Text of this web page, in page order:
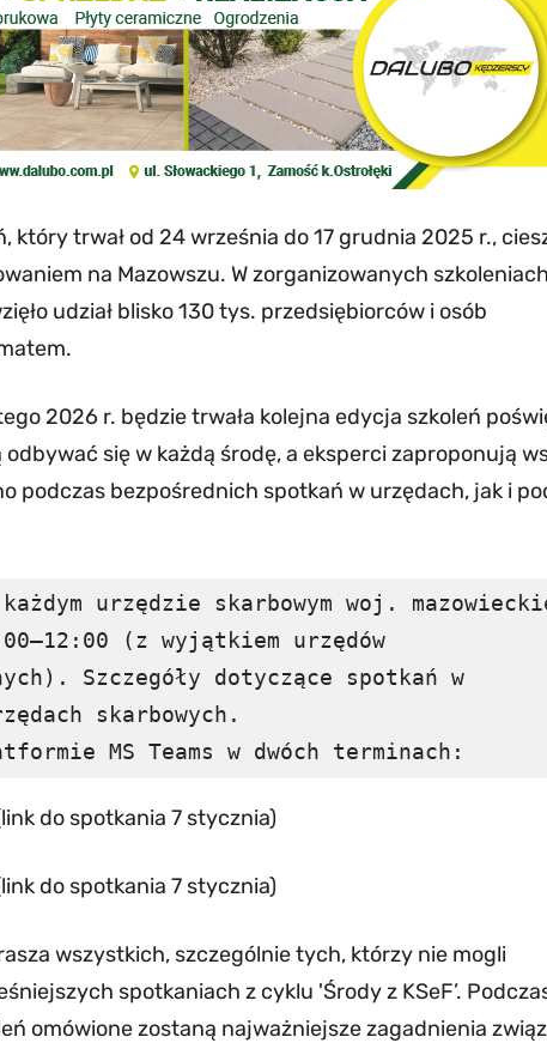
który trwał od 24 września do 17 grudnia 2025 r.,
na Mazowszu. W zorganizowanych
udział blisko 130 tys. przedsiębiorców i osób
2026 r. będzie trwała kolejna edycja szkoleń
odbywać się w każdą środę, a eksperci zaproponują
podczas bezpośrednich spotkań w urzędach, jak i
urzędzie skarbowym woj.
(z wyjątkiem urzędów
Szczegóły dotyczące spotkań w
skarbowych.
MS Teams w dwóch terminach:
do spotkania 7 stycznia)
do spotkania 7 stycznia)
wszystkich, szczególnie tych, którzy nie mogli
spotkaniach z cyklu 'Środy z KSeF’.
omówione zostaną najważniejsze zagadnienia